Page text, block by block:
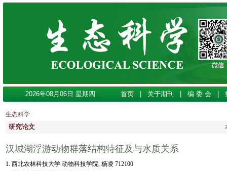
2026年08月06日 星期四 首页 关于期刊 编 委 会
生态科学
研究论文
汉城湖浮游动物群落结构特征及与水质关系
1. 西北农林科技大学 动物科技学院, 杨凌 712100